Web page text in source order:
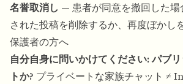
名誉取消し — 患者が同意を撤回した
された投稿を削除するか、再度ぼかし
保護者の方へ
自分自身に問いかけてください: パブ
トか? プライベートな家族チャット ≠